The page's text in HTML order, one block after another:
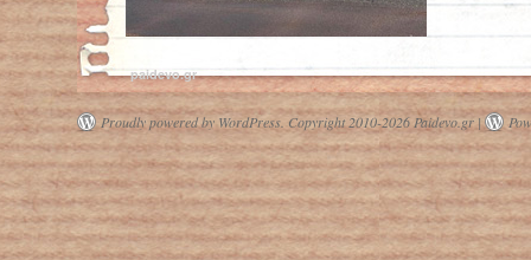
Καύσωνας επικράτησε και στις
ελληνικές θάλασσες μετά τις ακραίες
θερμοκρασίες του Μαΐου
paidevo.gr
Proudly powered by WordPress. Copyright 2010-2026 Paidevo.gr |